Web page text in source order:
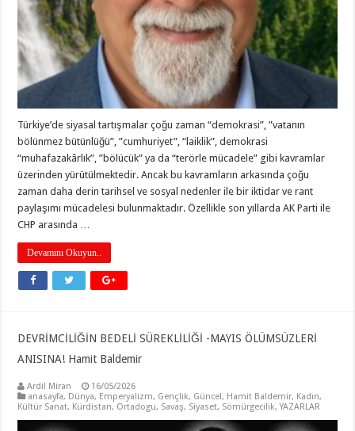
Türkiye’de siyasal tartışmalar çoğu zaman “demokrasi”, ”vatanın
bölünmez bütünlüğü”, ”cumhuriyet”, “laiklik”, demokrasi
“muhafazakârlık”, ”bölücük” ya da “terörle mücadele” gibi kavramlar
üzerinden yürütülmektedir. Ancak bu kavramların arkasında çoğu
zaman daha derin tarihsel ve sosyal nedenler ile bir iktidar ve rant
paylaşımı mücadelesi bulunmaktadır. Özellikle son yıllarda AK Parti ile
CHP arasında …
Devamını Okuyun..
DEVRİMCİLİĞİN BEDELİ SÜREKLİLİĞİ -MAYIS ÖLÜMSÜZLERİ
ANISINA! Hamit Baldemir
Ardil Miran
16/05/2026
anasayfa, Dünya, Emperyalizm, Gençlik, Güncel, Hamit Baldemir, Kadın,
Kültür Sanat, Kürdistan, Ortadogu, Savaş, Siyaset, Sömürgecilik,YAZARLAR